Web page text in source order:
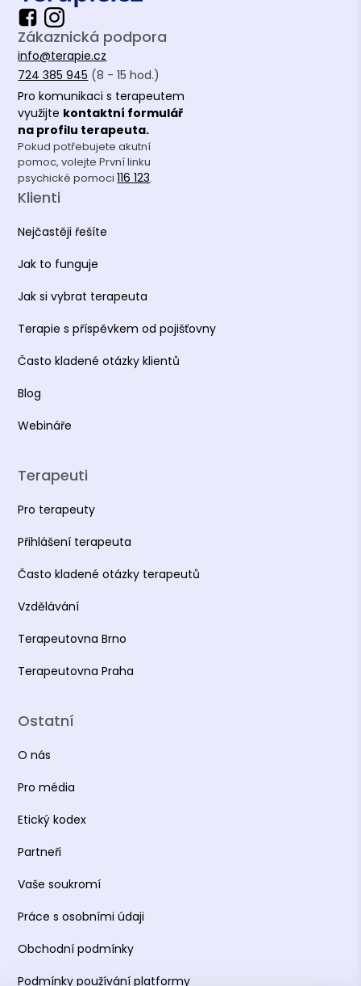
Zákaznická podpora
info@terapie.cz
724 385 945 (8 - 15 hod.)
Pro komunikaci s terapeutem
využijte kontaktní formulář
na profilu terapeuta.
Pokud potřebujete akutní
pomoc, volejte První linku
psychické pomoci116 123.
Klienti
Nejčastěji řešíte
Jak to funguje
Jak si vybrat terapeuta
Terapie s příspěvkem od pojišťovny
Často kladené otázky klientů
Blog
Webináře
Terapeuti
Pro terapeuty
Přihlášení terapeuta
Často kladené otázky terapeutů
Vzdělávání
Terapeutovna Brno
Terapeutovna Praha
Ostatní
O nás
Pro média
Etický kodex
Partneři
Vaše soukromí
Práce s osobními údaji
Obchodní podmínky
Podmínky používání platformy